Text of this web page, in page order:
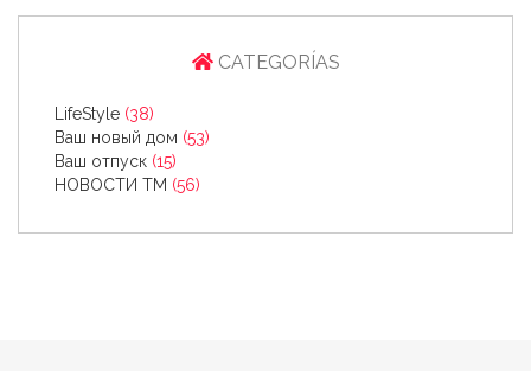
CATEGORÍAS
LifeStyle (38)
Ваш новый дом (53)
Ваш отпуск (15)
НОВОСТИ ТМ (56)